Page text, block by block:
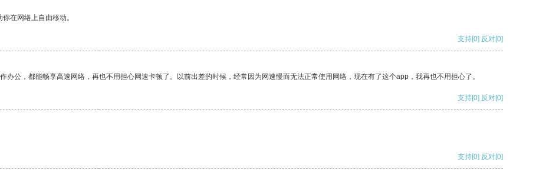
在网络上自由移动。
支持[0] 反对[0]
公，都能畅享高速网络，再也不用担心网速卡顿了。以前出差的时候，经常因为网速慢而无法正常使用网络，现在有了这个app，我再也不用担心了。
支持[0] 反对[0]
支持[0] 反对[0]